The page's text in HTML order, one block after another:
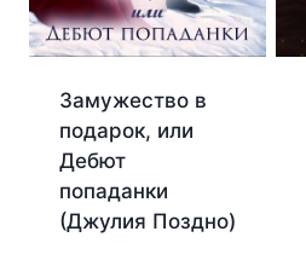
Замужество в
подарок, или
Дебют
попаданки
(Джулия Поздно)